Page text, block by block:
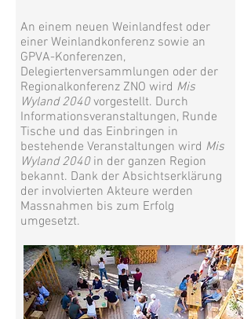
An einem neuen Weinlandfest oder
einer Weinlandkonferenz sowie an
GPVA-Konferenzen,
Delegiertenversammlungen oder der
Regionalkonferenz ZNO wird Mis
Wyland 2040vorgestellt. Durch
Informationsveranstaltungen, Runde
Tische und das Einbringen in
bestehende Veranstaltungen wird Mis
Wyland 2040 in der ganzen Region
bekannt. Dank der Absichtserklärung
der involvierten Akteure werden
Massnahmen bis zum Erfolg
umgesetzt.